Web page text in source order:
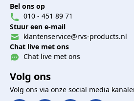
Bel ons op
010 - 451 89 71
Stuur een e-mail
klantenservice@rvs-products.nl
Chat live met ons
Chat live met ons
Volg ons
Volg ons via onze social media